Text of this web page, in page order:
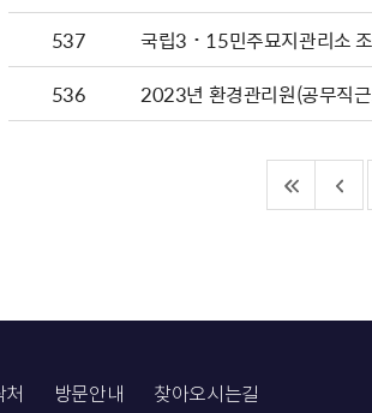
537
국립3˙15민주묘지관리소
536
2023년 환경관리원(공무직
방문안내 찾아오시는길